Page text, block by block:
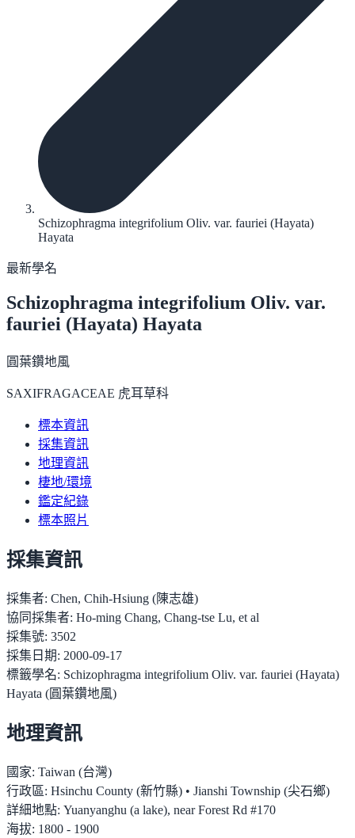
Schizophragma integrifolium Oliv. var. fauriei (Hayata)
Hayata
最新學名
Schizophragma integrifolium Oliv. var.
fauriei (Hayata) Hayata
圓葉鑽地風
SAXIFRAGACEAE 虎耳草科
標本資訊
採集資訊
地理資訊
棲地/環境
鑑定紀錄
標本照片
採集資訊
採集者: Chen, Chih-Hsiung (陳志雄)
協同採集者: Ho-ming Chang, Chang-tse Lu, et al
採集號: 3502
採集日期: 2000-09-17
標籤學名: Schizophragma integrifolium Oliv. var. fauriei (Hayata)
Hayata (圓葉鑽地風)
地理資訊
國家: Taiwan (台灣)
行政區: Hsinchu County (新竹縣) • Jianshi Township (尖石鄉)
詳細地點: Yuanyanghu (a lake), near Forest Rd #170
海拔: 1800 - 1900